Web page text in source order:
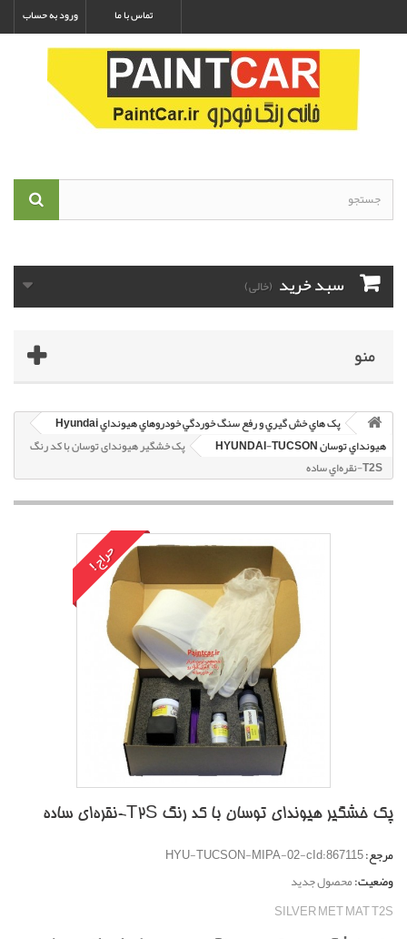
ورود به حساب تماس با ما
سبد خرید (خالی)
منو
پک هاي خش گيري و رفع سنگ خوردگي خودروهاي هيونداي Hyundai
هيونداي توسان HYUNDAI-TUCSON
پک خشگير هیوندای توسان با کد رنگ
T2S-نقره‌اي ساده
حراج!
پک خشگير هیوندای توسان با کد رنگ T2S-نقره‌اي ساده
مرجع:HYU-TUCSON-MIPA-02-cId:867115
وضعیت:محصول جدید
SILVER MET MAT T2S